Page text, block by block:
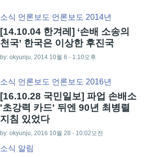
소식 언론보도 언론보도 2014년
[14.10.04 한겨레] ‘손배 소송의
천국’ 한국은 이상한 후진국
by: okyunju, 2014 10월 6 - 1:10오후
소식 언론보도 언론보도 2016년
[16.10.28 국민일보] 파업 손배소
'초강력 카드' 뒤엔 90년 최병렬
지침 있었다
by: okyunju, 2016 10월 28 - 10:02오전
소식 알림